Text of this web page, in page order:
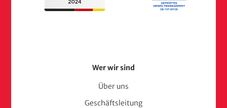
Wer wir sind
Über uns
Geschäftsleitung